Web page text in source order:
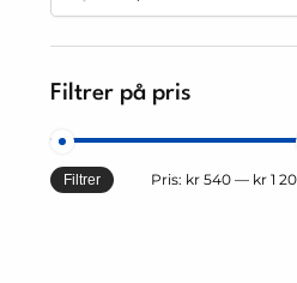
Filtrer på pris
Filtrer Pris: kr 540 — kr 1